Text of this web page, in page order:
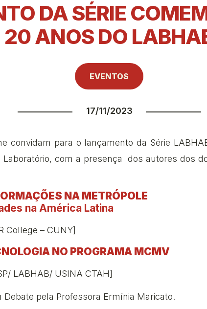
DA SÉRIE
20 ANOS DO
EVENTOS
17/11/2023
convidam para o lançamento da Série
Laboratório, com a presença dos autores dos
NA METRÓPOLE
na América Latina
College – CUNY]
NO PROGRAMA MCMV
LABHAB/ USINA CTAH]
Debate pela Professora Ermínia Maricato.